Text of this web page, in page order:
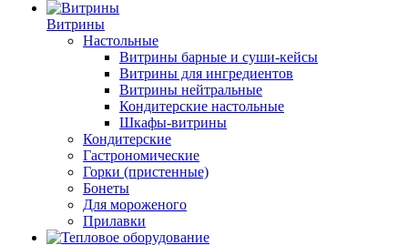
Витрины
Настольные
Витрины барные и суши-кейсы
Витрины для ингредиентов
Витрины нейтральные
Кондитерские настольные
Шкафы-витрины
Кондитерские
Гастрономические
Горки (пристенные)
Бонеты
Для мороженого
Прилавки